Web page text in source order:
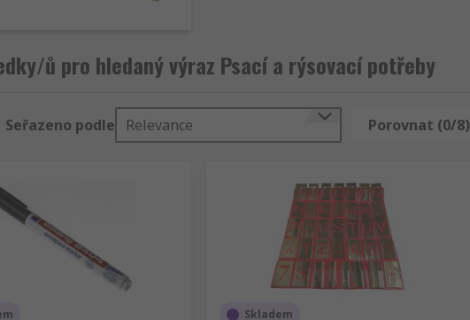
ů pro hledaný výraz Psací a rýsovací potřeby
Seřazeno podle Relevance Porovnat (0/8)
Skladem